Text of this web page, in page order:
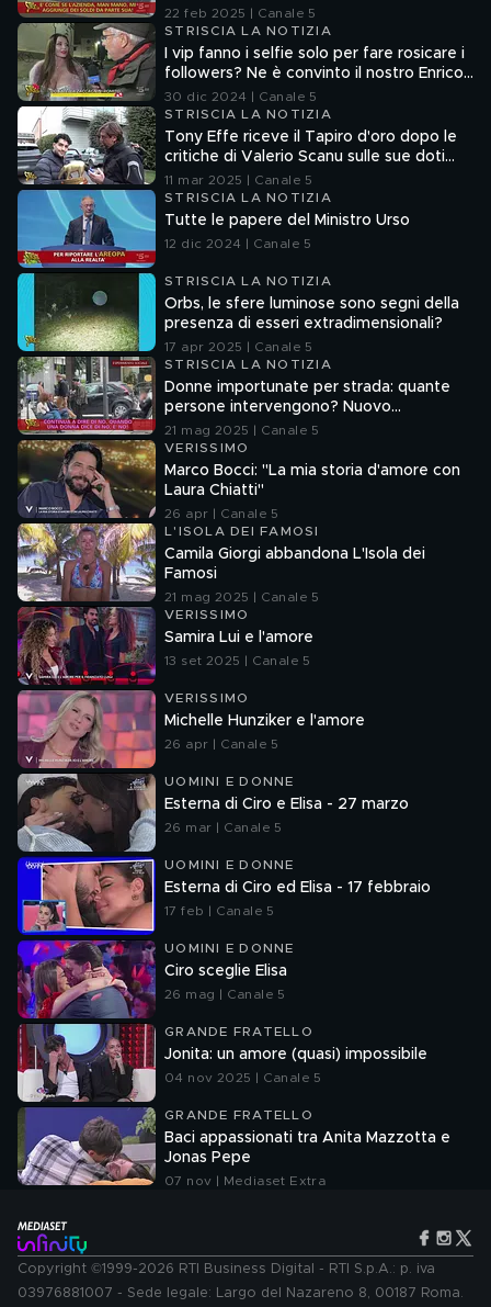
22 feb 2025 | Canale 5
STRISCIA LA NOTIZIA
I vip fanno i selfie solo per fare rosicare i
followers? Ne è convinto il nostro Enrico
Lucci
30 dic 2024 | Canale 5
STRISCIA LA NOTIZIA
Tony Effe riceve il Tapiro d'oro dopo le
critiche di Valerio Scanu sulle sue doti
canore
11 mar 2025 | Canale 5
STRISCIA LA NOTIZIA
Tutte le papere del Ministro Urso
12 dic 2024 | Canale 5
STRISCIA LA NOTIZIA
Orbs, le sfere luminose sono segni della
presenza di esseri extradimensionali?
17 apr 2025 | Canale 5
STRISCIA LA NOTIZIA
Donne importunate per strada: quante
persone intervengono? Nuovo
esperimento sociale di Valerio Staffelli
21 mag 2025 | Canale 5
VERISSIMO
Marco Bocci: "La mia storia d'amore con
Laura Chiatti"
26 apr | Canale 5
L'ISOLA DEI FAMOSI
Camila Giorgi abbandona L'Isola dei
Famosi
21 mag 2025 | Canale 5
VERISSIMO
Samira Lui e l'amore
13 set 2025 | Canale 5
VERISSIMO
Michelle Hunziker e l'amore
26 apr | Canale 5
UOMINI E DONNE
Esterna di Ciro e Elisa - 27 marzo
26 mar | Canale 5
UOMINI E DONNE
Esterna di Ciro ed Elisa - 17 febbraio
17 feb | Canale 5
UOMINI E DONNE
Ciro sceglie Elisa
26 mag | Canale 5
GRANDE FRATELLO
Jonita: un amore (quasi) impossibile
04 nov 2025 | Canale 5
GRANDE FRATELLO
Baci appassionati tra Anita Mazzotta e
Jonas Pepe
07 nov | Mediaset Extra
Copyright ©1999-2026 RTI Business Digital - RTI S.p.A.: p. iva
03976881007 - Sede legale: Largo del Nazareno 8, 00187 Roma.